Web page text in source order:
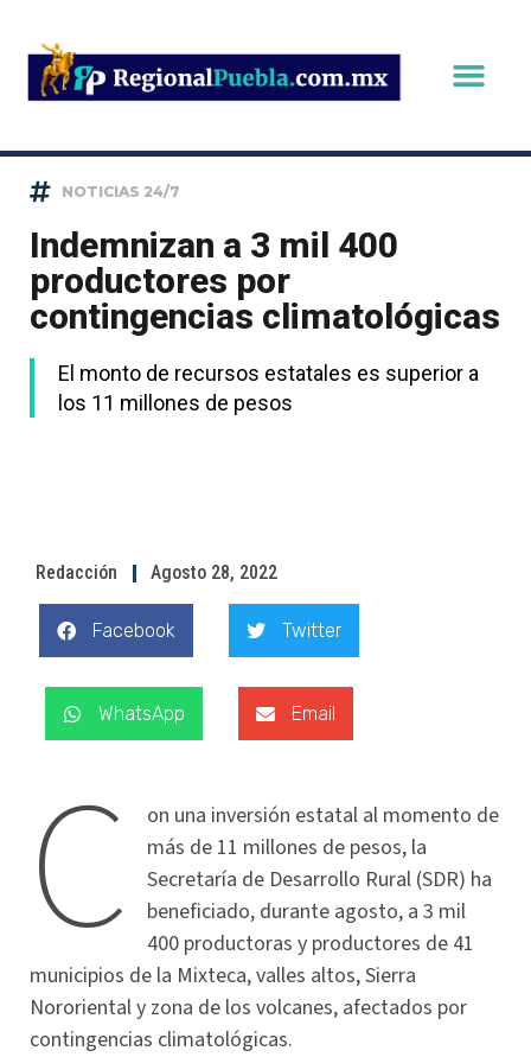
NOTICIAS 24/7
Indemnizan a 3 mil 400
productores por
contingencias climatológicas
El monto de recursos estatales es superior a
los 11 millones de pesos
Redacción Agosto 28, 2022
Facebook Twitter
WhatsApp Email
C
on una inversión estatal al momento de
más de 11 millones de pesos, la
Secretaría de Desarrollo Rural (SDR) ha
beneficiado, durante agosto, a 3 mil
400 productoras y productores de 41
municipios de la Mixteca, valles altos, Sierra
Nororiental y zona de los volcanes, afectados por
contingencias climatológicas.